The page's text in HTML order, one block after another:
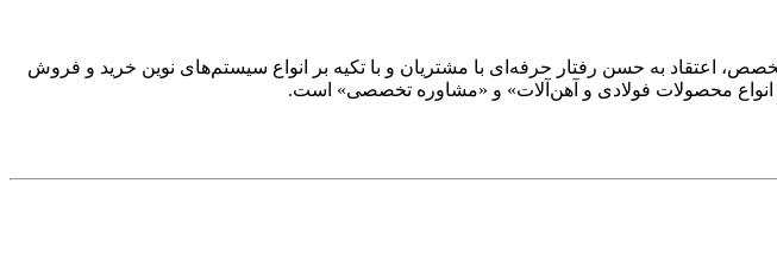
متخصص، اعتقاد به حسن رفتار حرفه‌ای با مشتریان و با تکیه بر انواع سیستم‌های نوین خرید و فروش
انواع محصولات فولادی و آهن‌آلات» و «مشاوره تخصصی» است.